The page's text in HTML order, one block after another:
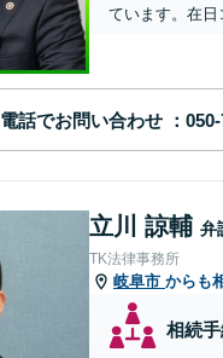
ています。在日
電話でお問い合わせ
立川 諒輔 弁
TK法律事務所
岐阜市 からも
相続手